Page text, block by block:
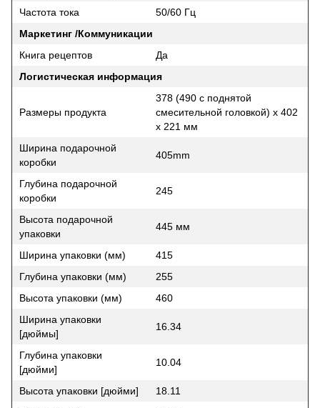
Частота тока
50/60 Гц
Маркетинг /Коммуникации
Книга рецептов
Да
Логистическая информация
Размеры продукта
378 (490 с поднятой
смесительной головкой) x 402
x 221 мм
Ширина подарочной
коробки
405mm
Глубина подарочной
коробки
245
Высота подарочной
упаковки
445 мм
Ширина упаковки (мм)
415
Глубина упаковки (мм)
255
Высота упаковки (мм)
460
Ширина упаковки
[дюймы]
16.34
Глубина упаковки
[дюйми]
10.04
Высота упаковки [дюйми]
18.11